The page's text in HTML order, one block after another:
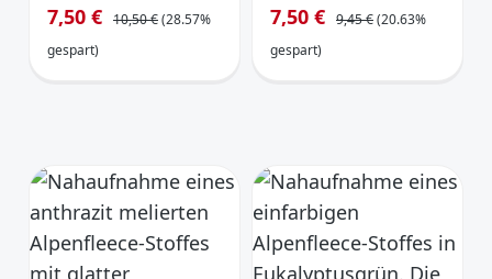
Verkaufspreis:
7,50 € Regulärer Preis:
10,50 €(28.57%
gespart)
angeraut
Verkaufspreis:
7,50 € Regulärer Preis:
9,45 €(20.63%
gespart)